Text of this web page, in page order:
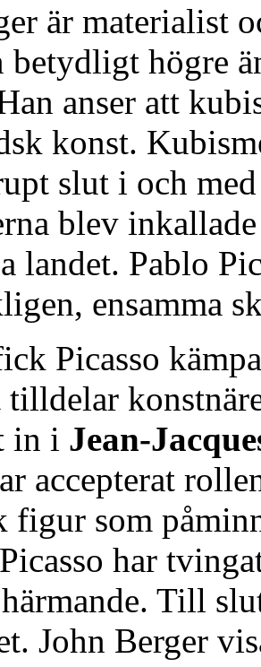
är materialist
betydligt högre
anser att
konst.
slut i och
blev
landet. Pablo
ensamma
Picasso
tilldelar
in i Jean-
accepterat
figur som
har
Till
John Berger